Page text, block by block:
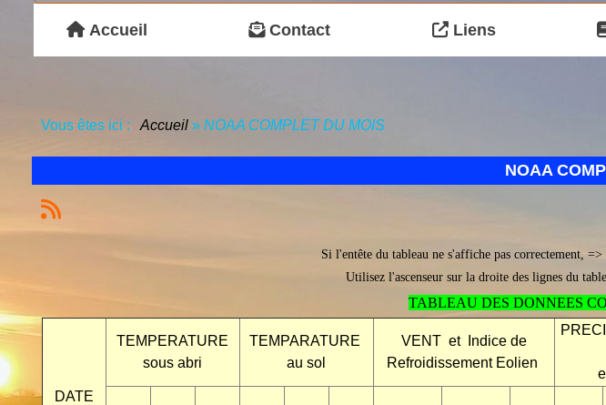
Accueil Contact Liens
Vous êtes ici : Accueil » NOAA COMPLET DU MOIS
NOAA
Si l'entête du tableau ne s'affiche pas correctement,
Utilisez l'ascenseur sur la droite des lignes du
TABLEAU DES DONNEES
DATE
TEMPERATURE
sous abri
TEMPARATURE
au sol
VENT et Indice de
Refroidissement Eolien